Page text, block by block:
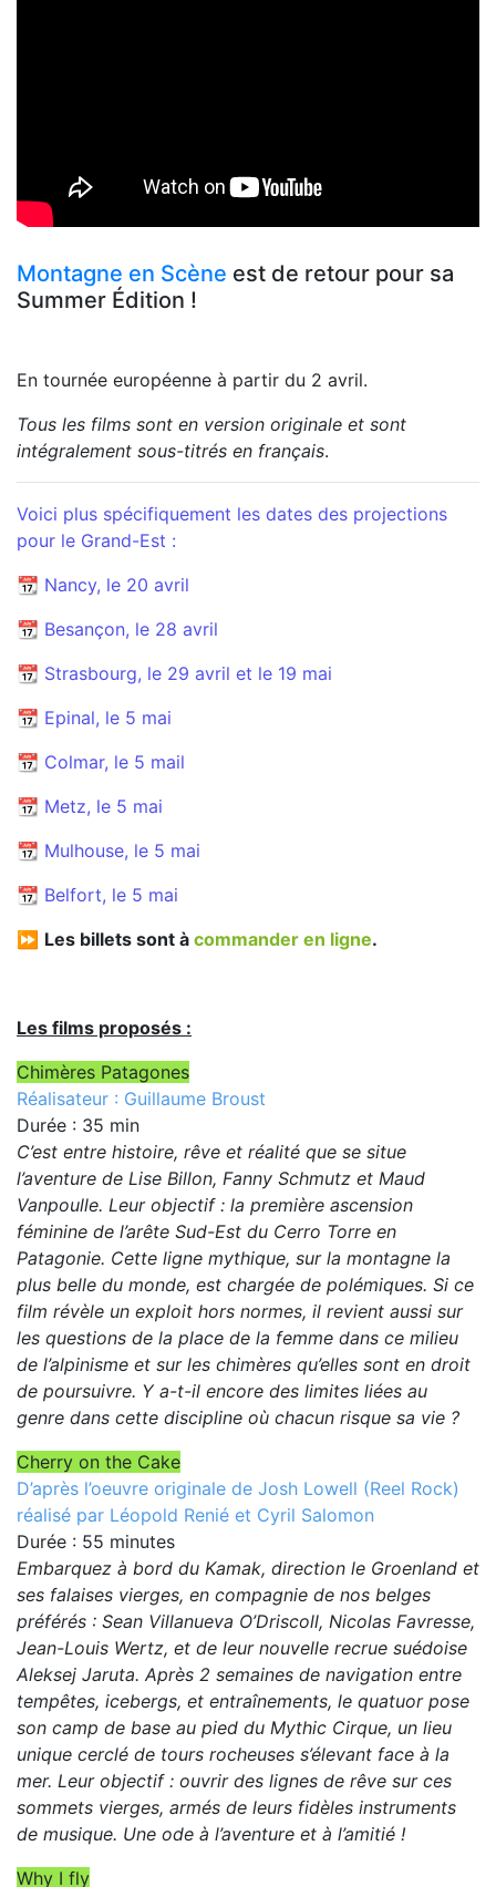
Montagne en Scène est de retour pour sa
Summer Édition !
En tournée européenne à partir du 2 avril.
Tous les films sont en version originale et sont
intégralement sous-titrés en français.
Voici plus spécifiquement les dates des projections
pour le Grand-Est :
📆 Nancy, le 20 avril
📆 Besançon, le 28 avril
📆 Strasbourg, le 29 avril et le 19 mai
📆 Epinal, le 5 mai
📆 Colmar, le 5 mail
📆 Metz, le 5 mai
📆 Mulhouse, le 5 mai
📆 Belfort, le 5 mai
⏩ Les billets sont à commander en ligne.
Les films proposés :
Chimères Patagones
Réalisateur : Guillaume Broust
Durée : 35 min
C’est entre histoire, rêve et réalité que se situe
l’aventure de Lise Billon, Fanny Schmutz et Maud
Vanpoulle. Leur objectif : la première ascension
féminine de l’arête Sud-Est du Cerro Torre en
Patagonie. Cette ligne mythique, sur la montagne la
plus belle du monde, est chargée de polémiques. Si ce
film révèle un exploit hors normes, il revient aussi sur
les questions de la place de la femme dans ce milieu
de l’alpinisme et sur les chimères qu’elles sont en droit
de poursuivre. Y a-t-il encore des limites liées au
genre dans cette discipline où chacun risque sa vie ?
Cherry on the Cake
D’après l’oeuvre originale de Josh Lowell (Reel Rock)
réalisé par Léopold Renié et Cyril Salomon
Durée : 55 minutes
Embarquez à bord du Kamak, direction le Groenland et
ses falaises vierges, en compagnie de nos belges
préférés : Sean Villanueva O’Driscoll, Nicolas Favresse,
Jean-Louis Wertz, et de leur nouvelle recrue suédoise
Aleksej Jaruta. Après 2 semaines de navigation entre
tempêtes, icebergs, et entraînements, le quatuor pose
son camp de base au pied du Mythic Cirque, un lieu
unique cerclé de tours rocheuses s’élevant face à la
mer. Leur objectif : ouvrir des lignes de rêve sur ces
sommets vierges, armés de leurs fidèles instruments
de musique. Une ode à l’aventure et à l’amitié !
Why I fly